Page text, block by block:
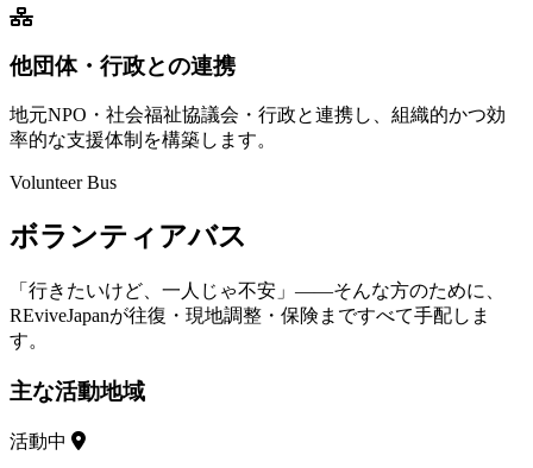
他団体・行政との連携
地元NPO・社会福祉協議会・行政と連携し、組織的かつ効
率的な支援体制を構築します。
Volunteer Bus
ボランティアバス
「行きたいけど、一人じゃ不安」——そんな方のために、
REviveJapanが往復・現地調整・保険まですべて手配しま
す。
主な活動地域
活動中